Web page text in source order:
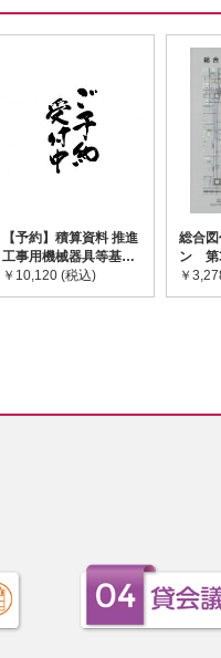
【予約】積算資料 推進
工事用機械器具等基礎
価格表 2026年度版
※2026/8/31発売予定
￥10,120 (税込)
総合
ン 第
￥